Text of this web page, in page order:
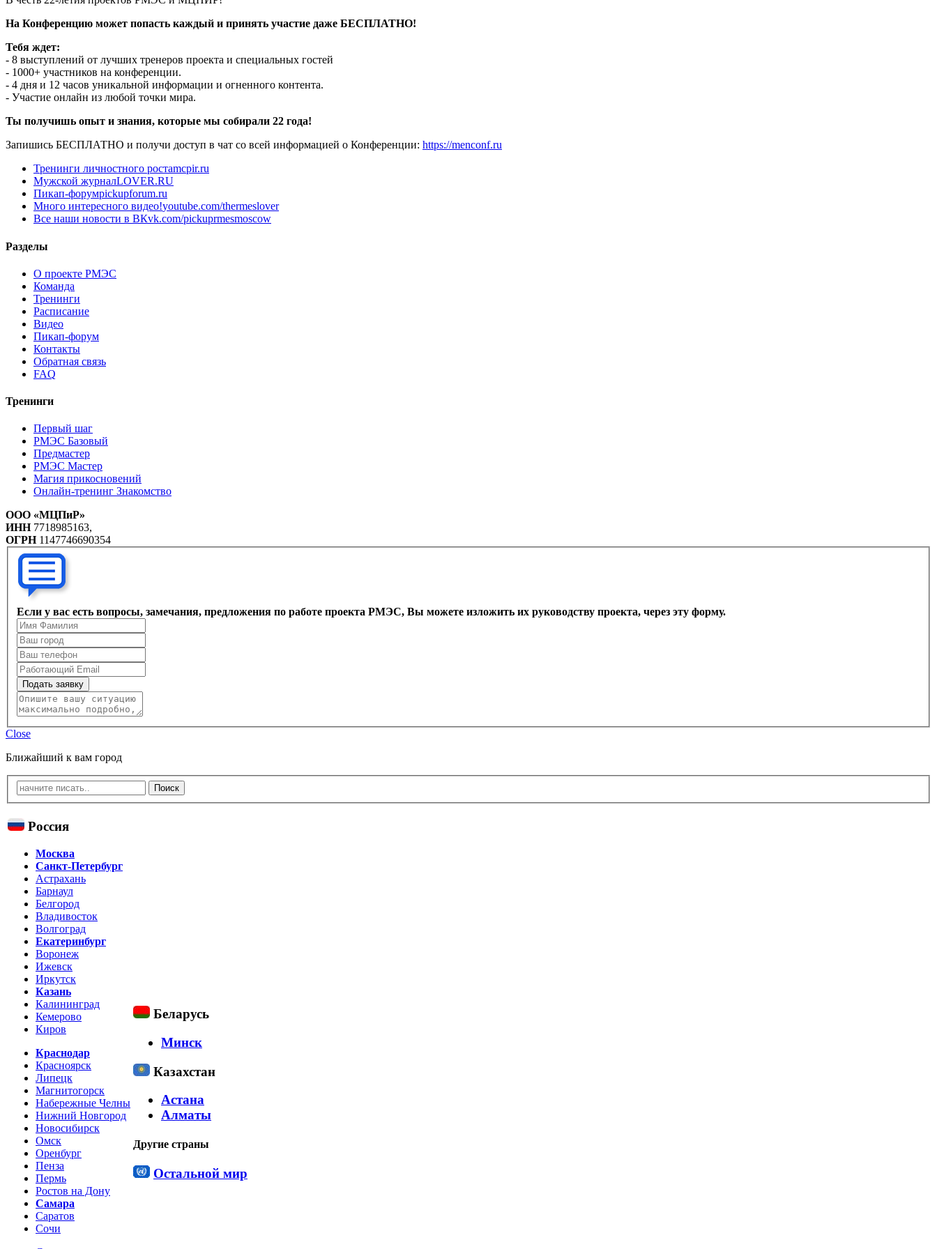
На Конференцию может попасть каждый и принять участие даже БЕСПЛАТНО!
Тебя ждет:
- 8 выступлений от лучших тренеров проекта и специальных гостей
- 1000+ участников на конференции.
- 4 дня и 12 часов уникальной информации и огненного контента.
- Участие онлайн из любой точки мира.
Ты получишь опыт и знания, которые мы собирали 22 года!
Запишись БЕСПЛАТНО и получи доступ в чат со всей информацией о Конференции: https://menconf.ru
Тренинги личностного ростаmcpir.ru
Мужской журналLOVER.RU
Пикап-форумpickupforum.ru
Много интересного видео!youtube.com/thermeslover
Все наши новости в ВКvk.com/pickuprmesmoscow
Разделы
О проекте РМЭС
Команда
Тренинги
Расписание
Видео
Пикап-форум
Контакты
Обратная связь
FAQ
Тренинги
Первый шаг
РМЭС Базовый
Предмастер
РМЭС Мастер
Магия прикосновений
Онлайн-тренинг Знакомство
ООО «МЦПиР»
ИНН7718985163,
ОГРН1147746690354
Если у вас есть вопросы, замечания, предложения по работе проекта РМЭС, Вы можете изложить их руководству проекта, через эту форму.
Подать заявку
Close
Ближайший к вам город
Россия
Москва
Санкт-Петербург
Астрахань
Барнаул
Белгород
Владивосток
Волгоград
Екатеринбург
Воронеж
Ижевск
Иркутск
Казань
Калининград
Кемерово
Киров
Краснодар
Красноярск
Липецк
Магнитогорск
Набережные Челны
Нижний Новгород
Новосибирск
Омск
Оренбург
Пенза
Пермь
Ростов на Дону
Самара
Саратов
Сочи
Беларусь
Минск
Казахстан
Астана
Алматы
Другие страны
Остальной мир